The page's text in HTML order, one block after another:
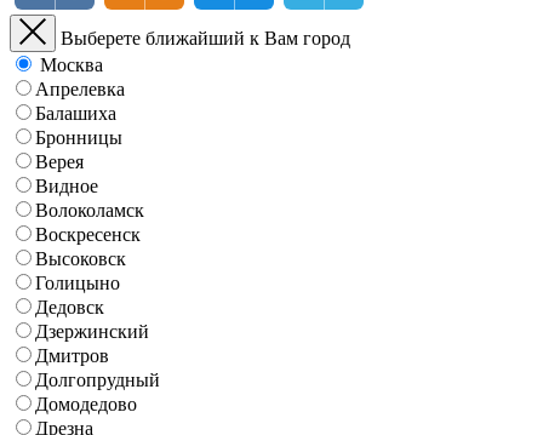
Выберете ближайший к Вам город
Москва
Апрелевка
Балашиха
Бронницы
Верея
Видное
Волоколамск
Воскресенск
Высоковск
Голицыно
Дедовск
Дзержинский
Дмитров
Долгопрудный
Домодедово
Дрезна